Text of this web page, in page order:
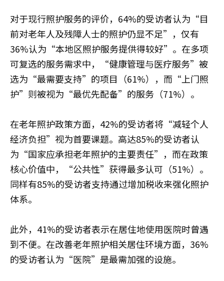
对于现行照护服务的评价，64%的受访者认为“目
前对老年人及残障人士的照护仍显不足”，仅有
36%认为“本地区照护服务提供得较好”。在多项
可复选的服务需求中，“健康管理与医疗服务”被
选为“最需要支持”的项目（61%），而“上门照
护”则被视为“最优先配备”的服务（71%）。
在老年照护政策方面，42%的受访者将“减轻个人
经济负担”视为首要课题。高达85%的受访者认
为“国家应承担老年照护的主要责任”，而在政策
核心价值中，“公共性”获得最多认可（51%）。
同样有85%的受访者支持通过增加税收来强化照护
体系。
此外，41%的受访者表示在居住地使用医院时曾遇
到不便。在改善老年照护相关居住环境方面，36%
的受访者认为“医院”是最需加强的设施。